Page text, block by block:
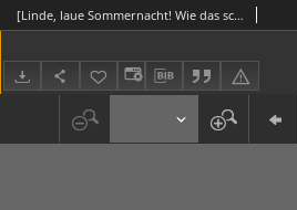
[Linde, laue Sommernacht! Wie das schwirrt und scherzt und lacht...] / Jak miło jest latem wieczorem na dworze siedzieć w wniarni w dobrym humorze...]